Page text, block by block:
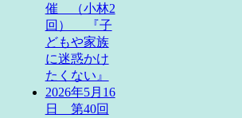
催 （小林2
回） 『子
どもや家族
に迷惑かけ
たくない』
2026年5月16
日 第40回